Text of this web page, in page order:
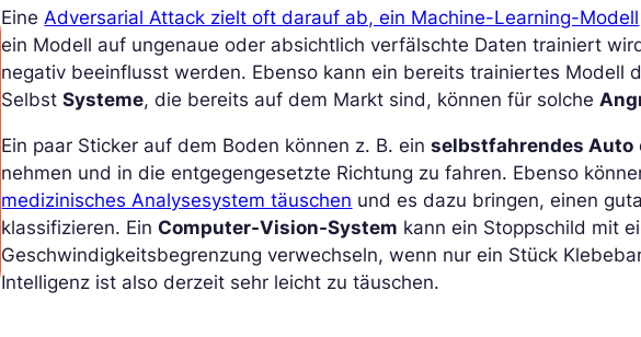
EineAdversarial Attack zielt oft darauf ab, ein Machine-Learning-Modell
ein Modell auf ungenaue oder absichtlich verfälschte Daten trainiert
negativ beeinflusst werden. Ebenso kann ein bereits trainiertes Modell
SelbstSysteme, die bereits auf dem Markt sind, können für solche
Ein paar Sticker auf dem Boden können z. B. einselbstfahrendes Auto
nehmen und in die entgegengesetzte Richtung zu fahren. Ebenso
medizinisches Analysesystem täuschen und es dazu bringen, einen
klassifizieren. EinComputer-Vision-System kann ein Stoppschild mit
Geschwindigkeitsbegrenzung verwechseln, wenn nur ein Stück
Intelligenz ist also derzeit sehr leicht zu täuschen.